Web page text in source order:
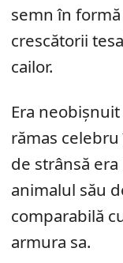
semn în
crescătorii
cailor.
Era
rămas
de strânsă
animalul său
comparabilă
armura sa.